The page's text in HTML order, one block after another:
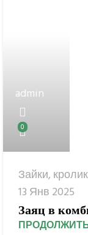
admin
0
Зайки,
13 Янв 2025
Заяц в